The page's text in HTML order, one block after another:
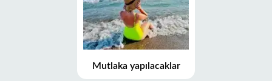
Mutlaka yapılacaklar